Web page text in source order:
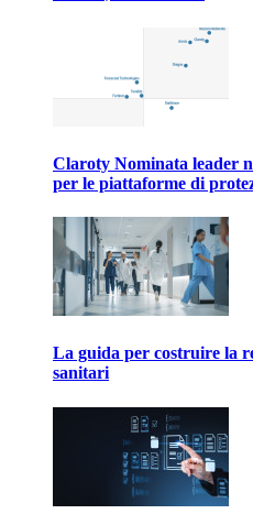
Claroty Nominata leader
per le piattaforme di
La guida per costruire la
sanitari